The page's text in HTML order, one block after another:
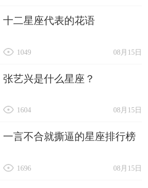
十二星座代表的花语
08月15日
1049
张艺兴是什么星座？
08月15日
1604
一言不合就撕逼的星座排行榜
08月15日
1696